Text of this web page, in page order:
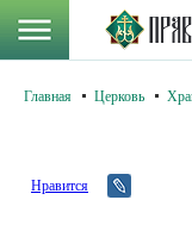
Главная Церковь
Нравится